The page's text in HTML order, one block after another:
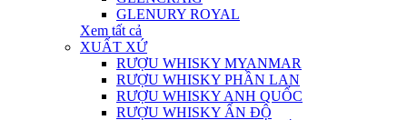
GLENURY ROYAL
Xem tất cả
XUẤT XỨ
RƯỢU WHISKY MYANMAR
RƯỢU WHISKY PHẦN LAN
RƯỢU WHISKY ANH QUỐC
RƯỢU WHISKY ẤN ĐỘ